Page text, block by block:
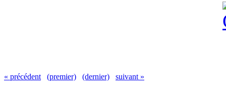
« précédent (premier) (dernier) suivant »